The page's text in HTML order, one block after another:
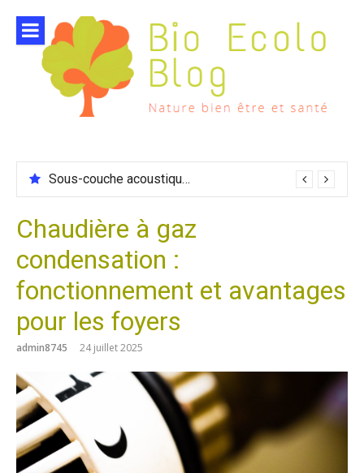
contenu
Sous-couche acoustique compatible chauffage sol
Chaudière à gaz
condensation :
fonctionnement et avantages
pour les foyers
admin8745 24 juillet 2025